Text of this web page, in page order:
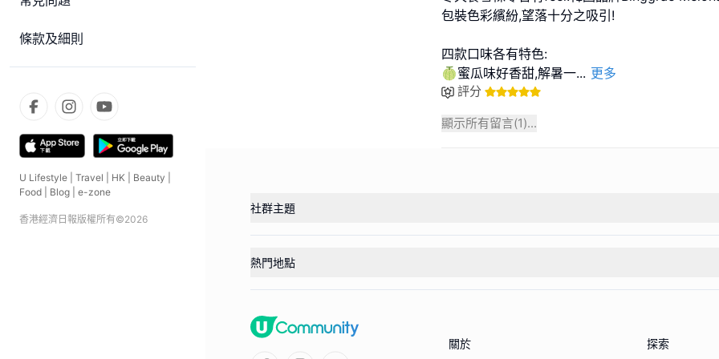
條款及細則
U Lifestyle Travel HK Beauty
Food
Blog e-zone
香港經濟日報版權所有©2026
包裝色彩繽紛,望落十分之吸引!
四款口味各有特色:
🍈蜜瓜味好香甜,解暑一... 更多
評分
顯示所有留言(1)...
社群主題
熱門地點
關於 探索